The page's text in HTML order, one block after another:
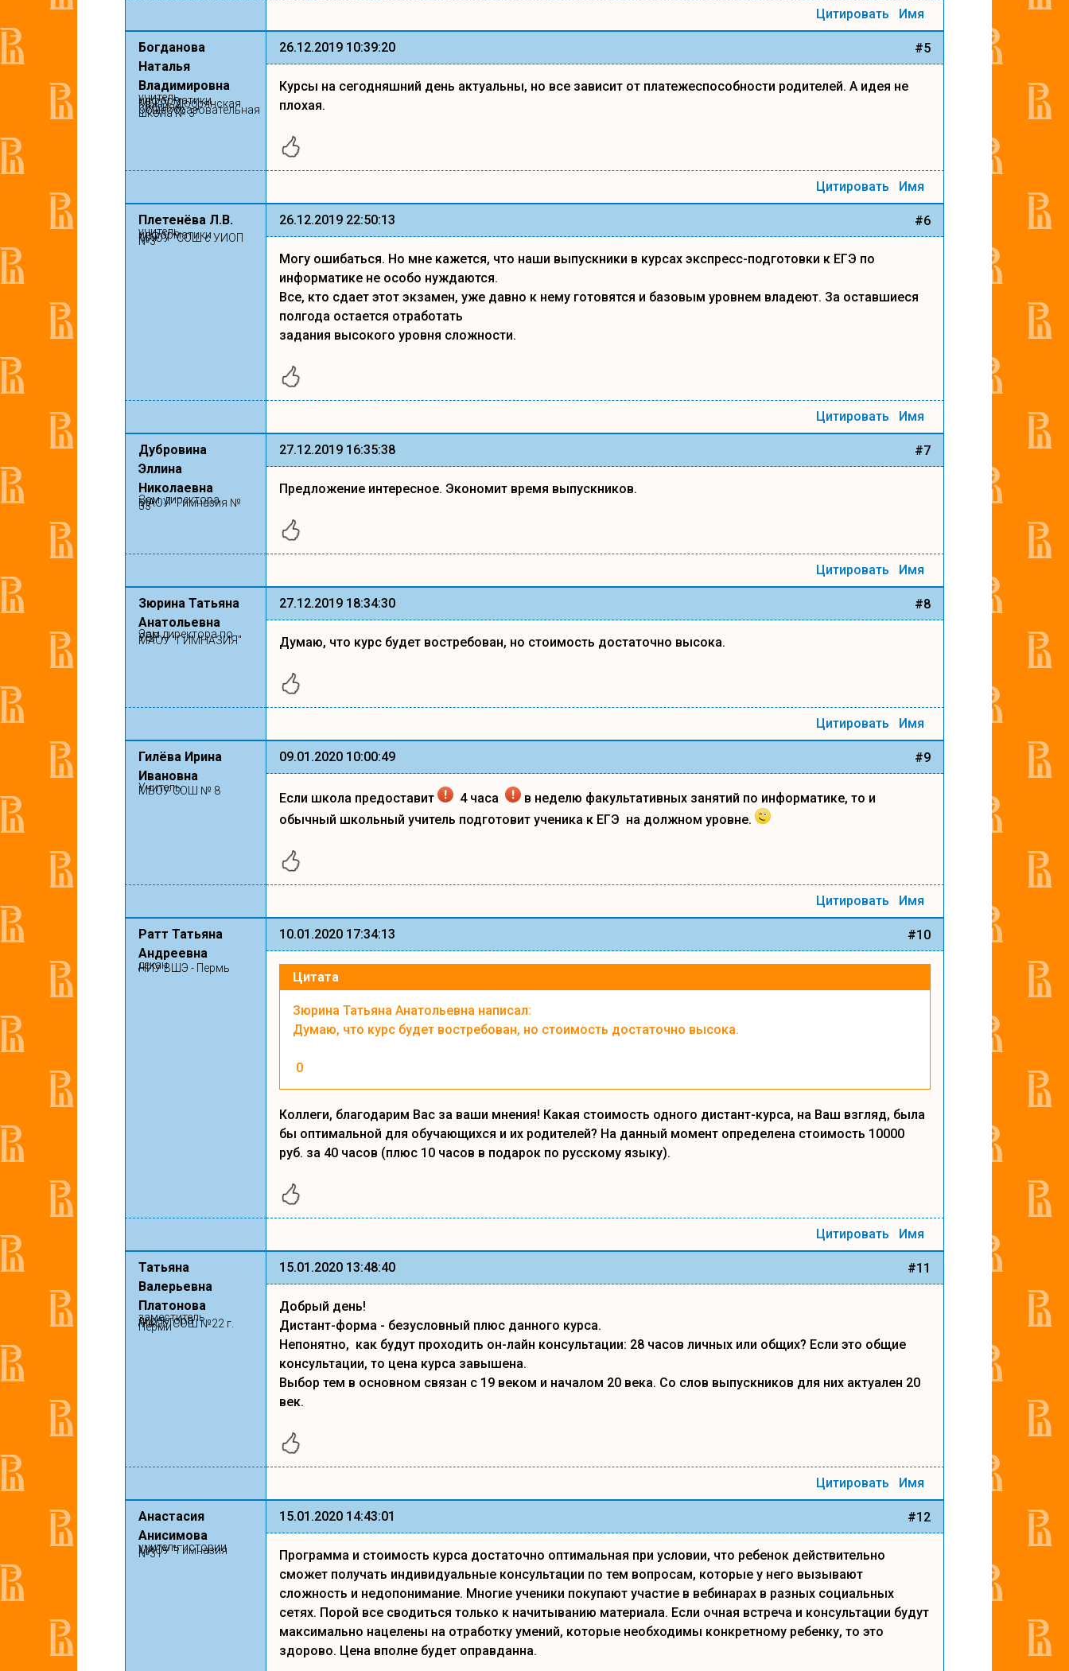
Цитировать Имя
Богданова
Наталья
Владимировна
учитель
информатики
МБОУ "Добрянская
средняя
общеобразовательная
школа № 3"
#5
26.12.2019 10:39:20
Курсы на сегодняшний день актуальны, но все зависит от платежеспособности родителей. А идея не
плохая.
Цитировать Имя
Плетенёва Л.В.
учитель
информатики
МАОУ "СОШ с УИОП
№3"
#6
26.12.2019 22:50:13
Могу ошибаться. Но мне кажется, что наши выпускники в курсах экспресс-подготовки к ЕГЭ по
информатике не особо нуждаются.
Все, кто сдает этот экзамен, уже давно к нему готовятся и базовым уровнем владеют. За оставшиеся
полгода остается отработать
задания высокого уровня сложности.
Цитировать Имя
Дубровина
Эллина
Николаевна
Зам. директора
МАОУ "Гимназия №
33"
#7
27.12.2019 16:35:38
Предложение интересное. Экономит время выпускников.
Цитировать Имя
Зюрина Татьяна
Анатольевна
Зам директора по
УВР
МАОУ "ГИМНАЗИЯ"
#8
27.12.2019 18:34:30
Думаю, что курс будет востребован, но стоимость достаточно высока.
Цитировать Имя
Гилёва Ирина
Ивановна
Учитель
МБОУ СОШ № 8
#9
09.01.2020 10:00:49
Если школа предоставит 4 часа
в неделю факультативных занятий по информатике, то и
обычный школьный учитель подготовит ученика к ЕГЭ на должном уровне.
Цитировать Имя
Ратт Татьяна
Андреевна
декан
НИУ ВШЭ - Пермь
#10
10.01.2020 17:34:13
Цитата
Зюрина Татьяна Анатольевна написал:
Думаю, что курс будет востребован, но стоимость достаточно высока.
0
Коллеги, благодарим Вас за ваши мнения! Какая стоимость одного дистант-курса, на Ваш взгляд, была
бы оптимальной для обучающихся и их родителей? На данный момент определена стоимость 10000
руб. за 40 часов (плюс 10 часов в подарок по русскому языку).
Цитировать Имя
Татьяна
Валерьевна
Платонова
заместитель
директора
МАОУ СОШ №22 г.
Перми
#11
15.01.2020 13:48:40
Добрый день!
Дистант-форма - безусловный плюс данного курса.
Непонятно, как будут проходить он-лайн консультации: 28 часов личных или общих? Если это общие
консультации, то цена курса завышена.
Выбор тем в основном связан с 19 веком и началом 20 века. Со слов выпускников для них актуален 20
век.
Цитировать Имя
Анастасия
Анисимова
учитель истории
МАОУ "Гимназия
№31"
#12
15.01.2020 14:43:01
Программа и стоимость курса достаточно оптимальная при условии, что ребенок действительно
сможет получать индивидуальные консультации по тем вопросам, которые у него вызывают
сложность и недопонимание. Многие ученики покупают участие в вебинарах в разных социальных
сетях. Порой все сводиться только к начитыванию материала. Если очная встреча и консультации будут
максимально нацелены на отработку умений, которые необходимы конкретному ребенку, то это
здорово. Цена вполне будет оправданна.